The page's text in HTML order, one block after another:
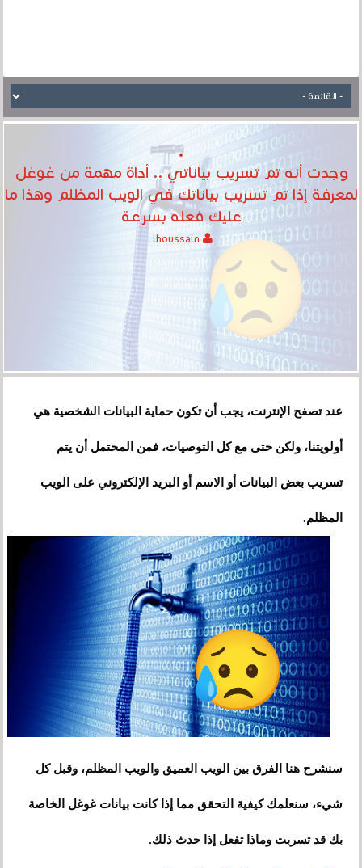
وجدت أنه تم تسريب بياناتي .. أداة مهمة من غوغل
لمعرفة إذا تم تسريب بياناتك في الويب المظلم وهذا ما
عليك فعله بسرعة
عند تصفح الإنترنت، يجب أن تكون حماية البيانات الشخصية هي
أولويتنا، ولكن حتى مع كل التوصيات، فمن المحتمل أن يتم
تسريب بعض البيانات أو الاسم أو البريد الإلكتروني على الويب
المظلم.
سنشرح هنا الفرق بين الويب العميق والويب المظلم، وقبل كل
شيء، سنعلمك كيفية التحقق مما إذا كانت بيانات غوغل الخاصة
بك قد تسربت وماذا تفعل إذا حدث ذلك.